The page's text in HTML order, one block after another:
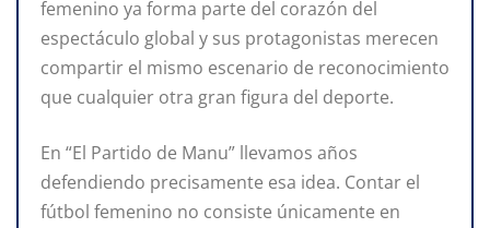
femenino ya forma parte del corazón del
espectáculo global y sus protagonistas merecen
compartir el mismo escenario de reconocimiento
que cualquier otra gran figura del deporte.
En “El Partido de Manu” llevamos años
defendiendo precisamente esa idea. Contar el
fútbol femenino no consiste únicamente en